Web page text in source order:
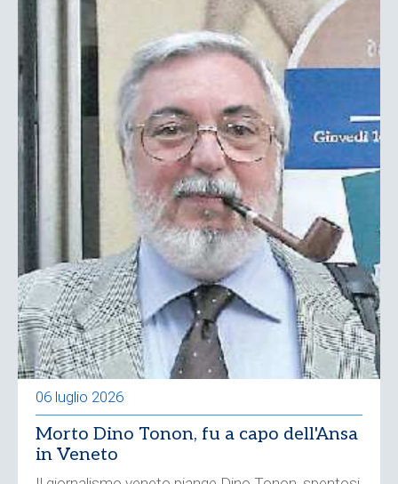
06 luglio 2026
Morto Dino Tonon, fu a capo dell'Ansa
in Veneto